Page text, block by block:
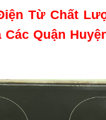
Từ Chất
Các Quận